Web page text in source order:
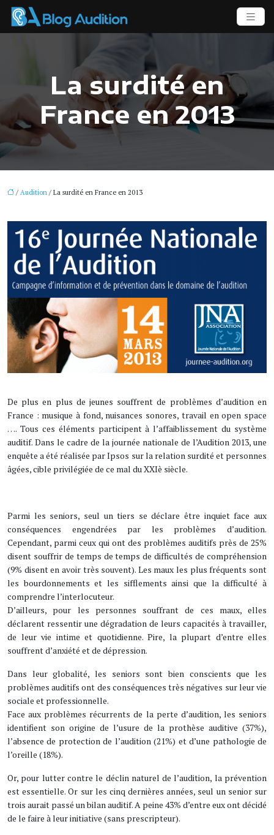
La surdité en
France en 2013
/ Audition / La surdité en France en 2013
De plus en plus de jeunes souffrent de problèmes d’audition en
France : musique à fond, nuisances sonores, travail en open space
…. Tous ces éléments participent à l’affaiblissement du système
auditif. Dans le cadre de la journée nationale de l’Audition 2013, une
enquête a été réalisée par Ipsos sur la relation surdité et personnes
âgées, cible privilégiée de ce mal du XXIè siècle.
Parmi les seniors, seul un tiers se déclare être inquiet face aux
conséquences engendrées par les problèmes d’audition.
Cependant, parmi ceux qui ont des problèmes auditifs près de 25%
disent souffrir de temps de temps de difficultés de compréhension
(9% disent en avoir très souvent). Les maux les plus fréquents sont
les bourdonnements et les sifflements ainsi que la difficulté à
comprendre l’interlocuteur.
D’ailleurs, pour les personnes souffrant de ces maux, elles
déclarent ressentir une dégradation de leurs capacités à travailler,
de leur vie intime et quotidienne. Pire, la plupart d’entre elles
souffrent d’anxiété et de dépression.
Dans leur globalité, les seniors sont bien conscients que les
problèmes auditifs ont des conséquences très négatives sur leur vie
sociale et professionnelle.
Face aux problèmes récurrents de la perte d’audition, les seniors
identifient son origine de l’usure de la prothèse auditive (37%),
l’absence de protection de l’audition (21%) et d’une pathologie de
l’oreille (18%).
Or, pour lutter contre le déclin naturel de l’audition, la prévention
est essentielle. Or sur les cinq dernières années, seul un senior sur
trois aurait passé un bilan auditif. A peine 43% d’entre eux ont décidé
de le faire à leur initiative (sans prescripteur).